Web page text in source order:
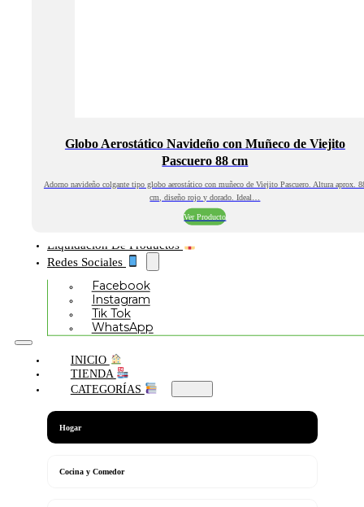
Globo Aerostático Navideño con Muñeco de Viejito
Pascuero 88 cm
Adorno navideño colgante tipo globo aerostático con muñeco de Viejito Pascuero. Altura aprox.
cm, diseño rojo y dorado. Ideal…
Ver Producto
Liquidación De Productos
Redes Sociales
Facebook
Instagram
Tik Tok
WhatsApp
INICIO
TIENDA
CATEGORÍAS
Hogar
Cocina y Comedor